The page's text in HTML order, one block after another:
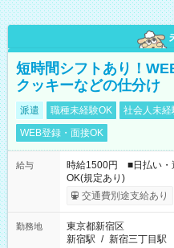
短時間シフトあり！
クッキーなどの仕分け
派遣 職種未経験OK 社会人未経
WEB登録・面接OK
給与
時給1500円 ■日払い・
OK(規定あり)
交通費別途支給あり
勤務地
東京都新宿区
新宿駅 / 新宿三丁目駅